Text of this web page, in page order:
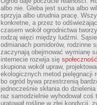
albo nie. Gleba jest sucha albo
sprzyja albo utrudnia pracę.
konkretne, a przez to
czasem wokół ogrodnictwa
rodzaj więzi między ludźmi.
odmianach pomidorów, rodzinne
zaczynają obejmować wymianę
internecie rozwija się
skupiona wokół upraw,
ekologicznych metod pielęgnacji
bo ogród bywa przestrzenią
jednocześnie skłania do
raz samodzielnie wyhodował coś
uratował roślinę w złej kondycji,